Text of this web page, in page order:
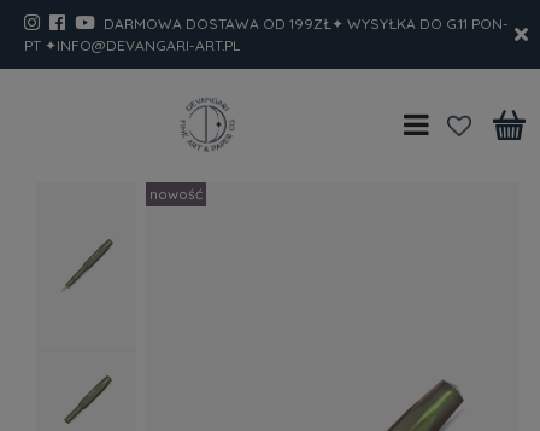
DARMOWA DOSTAWA OD 199ZŁ✦ WYSYŁKA DO G.11 PON-
PT ✦INFO@DEVANGARI-ART.PL
nowość